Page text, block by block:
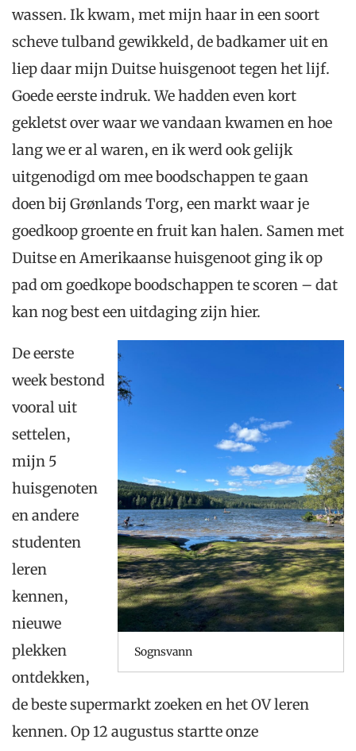
wassen. Ik kwam, met mijn haar in een soort
scheve tulband gewikkeld, de badkamer uit en
liep daar mijn Duitse huisgenoot tegen het lijf.
Goede eerste indruk. We hadden even kort
gekletst over waar we vandaan kwamen en hoe
lang we er al waren, en ik werd ook gelijk
uitgenodigd om mee boodschappen te gaan
doen bij Grønlands Torg, een markt waar je
goedkoop groente en fruit kan halen. Samen met
Duitse en Amerikaanse huisgenoot ging ik op
pad om goedkope boodschappen te scoren – dat
kan nog best een uitdaging zijn hier.
Sognsvann
De eerste
week bestond
vooral uit
settelen,
mijn 5
huisgenoten
en andere
studenten
leren
kennen,
nieuwe
plekken
ontdekken,
de beste supermarkt zoeken en het OV leren
kennen. Op 12 augustus startte onze